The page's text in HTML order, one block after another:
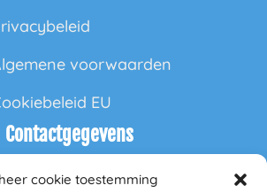
cookie toestemming
voorwaarden
EU
Contactgegevens